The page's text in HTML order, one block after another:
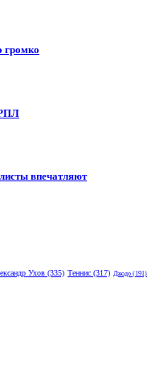
громко
впечатляют
Ухов (335) Теннис (317) Дзюдо (191)